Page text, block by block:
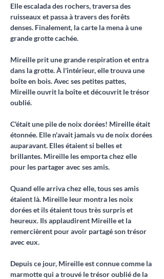
Elle escalada des rochers, traversa des
ruisseaux et passa à travers des forêts
denses. Finalement, la carte la mena à une
grande grotte cachée.
Mireille prit une grande respiration et entra
dans la grotte. À l'intérieur, elle trouva une
boîte en bois. Avec ses petites pattes,
Mireille ouvrit la boîte et découvrit le trésor
oublié.
C'était une pile de noix dorées! Mireille était
étonnée. Elle n'avait jamais vu de noix dorées
auparavant. Elles étaient si belles et
brillantes. Mireille les emporta chez elle
pour les partager avec ses amis.
Quand elle arriva chez elle, tous ses amis
étaient là. Mireille leur montra les noix
dorées et ils étaient tous très surpris et
heureux. Ils applaudirent Mireille et la
remercièrent pour avoir partagé son trésor
avec eux.
Depuis ce jour, Mireille est connue comme la
marmotte qui a trouvé le trésor oublié de la